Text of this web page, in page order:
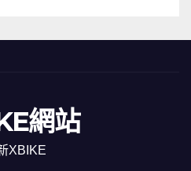
網站
XBIKE